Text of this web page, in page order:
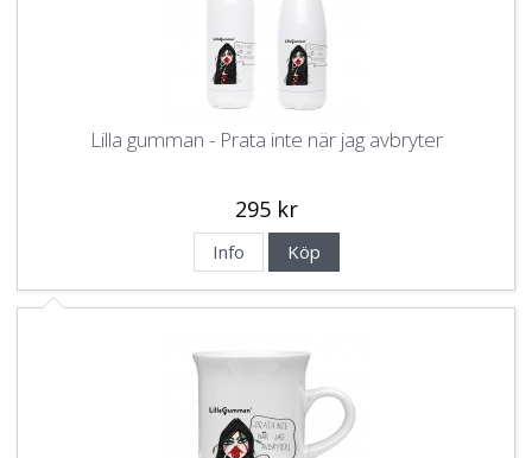
Lilla gumman - Prata inte när jag avbryter
295 kr
Info Köp